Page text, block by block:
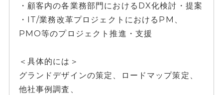
・顧客内の各業務部門におけるDX化検討・提案
・IT/業務改革プロジェクトにおけるPM、
PMO等のプロジェクト推進・支援
＜具体的には＞
グランドデザインの策定、ロードマップ策定、
他社事例調査、